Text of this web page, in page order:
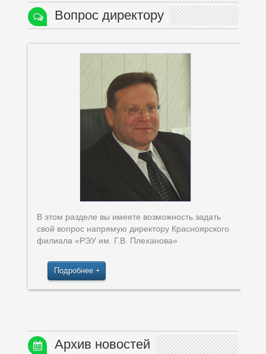
Вопрос директору
В этом разделе вы имеете возможность задать
свой вопрос напрямую директору Красноярского
филиала «РЭУ им. Г.В. Плеханова»
Подробнее
Архив новостей